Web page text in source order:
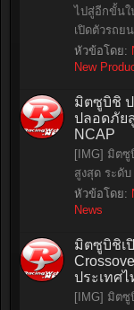
ไปสู่อีกขั้นใ
เปิดตัวรถย
หัวข้อโดย:
New
มิตซูบิชิ ป
ปลอดภัย
NCAP
[IMG] มิตซู
สูงสุด ระดั
หัวข้อโดย:
News
มิตซูบิชิเ
ประเทศไ
[IMG] มิตซู